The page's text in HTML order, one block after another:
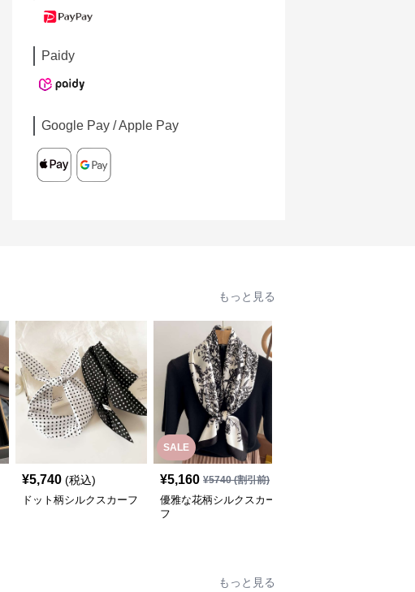
Paidy
Google Pay / Apple Pay
もっと見る
¥5,740 (税込)
ドット柄シルクスカーフ
SALE
¥5,160 ¥5740(割引前)
優雅な花柄シルクスカー
フ
もっと見る